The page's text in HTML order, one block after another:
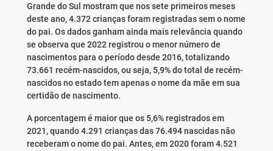
Grande do Sul mostram que nos sete primeiros meses
deste ano, 4.372 crianças foram registradas sem o nome
do pai. Os dados ganham ainda mais relevância quando
se observa que 2022 registrou o menor número de
nascimentos para o período desde 2016, totalizando
73.661 recém-nascidos, ou seja, 5,9% do total de recém-
nascidos no estado tem apenas o nome da mãe em sua
certidão de nascimento.
A porcentagem é maior que os 5,6% registrados em
2021, quando 4.291 crianças das 76.494 nascidas não
receberam o nome do pai. Antes, em 2020 foram 4.521